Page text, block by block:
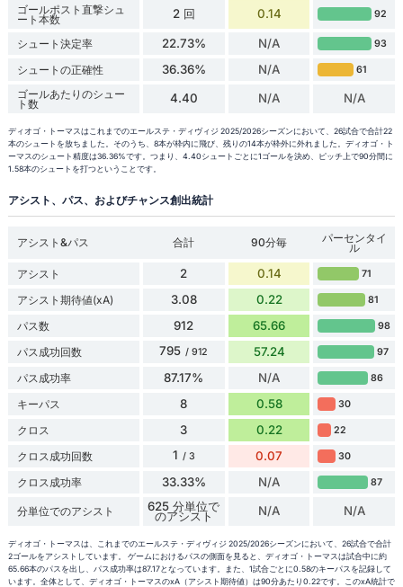
ゴールポスト直撃シュ
ート本数 2 回 0.14 92
シュート決定率 22.73% N/A 93
シュートの正確性 36.36% N/A 61
ゴールあたりのシュー
ト数 4.40 N/A N/A
ディオゴ・トーマスはこれまでのエールステ・ディヴィジ 2025/2026シーズンにおいて、26試合で合計22
本のシュートを放ちました。そのうち、8本が枠内に飛び、残りの14本が枠外に外れました。ディオゴ・ト
ーマスのシュート精度は36.36%です。つまり、4.40シュートごとに1ゴールを決め、ピッチ上で90分間に
1.58本のシュートを打つということです。
アシスト、パス、およびチャンス創出統計
アシスト&パス 合計 90分毎 パーセンタイ
ル
アシスト
2 0.14 71
アシスト期待値(xA) 3.08 0.22 81
パス数 912 65.66 98
パス成功回数 795 / 912 57.24 97
パス成功率 87.17% N/A 86
キーパス 8 0.58 30
クロス 3 0.22 22
クロス成功回数 1 / 3 0.07 30
クロス成功率 33.33% N/A 87
分単位でのアシスト 625 分単位で
のアシスト N/A N/A
ディオゴ・トーマスは、これまでのエールステ・ディヴィジ 2025/2026シーズンにおいて、26試合で合計
2ゴールをアシストしています。 ゲームにおけるパスの側面を見ると、ディオゴ・トーマスは試合中に約
65.66本のパスを出し、パス成功率は87.17となっています。また、1試合ごとに0.58のキーパスを記録して
います。全体として、ディオゴ・トーマスのxA（アシスト期待値）は90分あたり0.22です。このxA統計で